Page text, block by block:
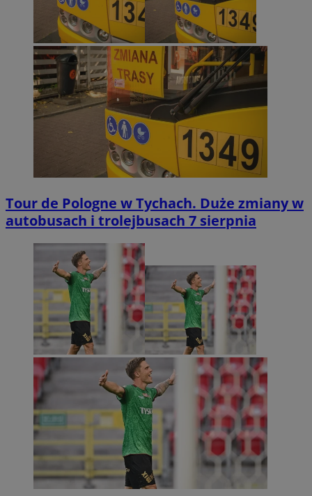
Tour de Pologne w Tychach. Duże zmiany w
autobusach i trolejbusach 7 sierpnia